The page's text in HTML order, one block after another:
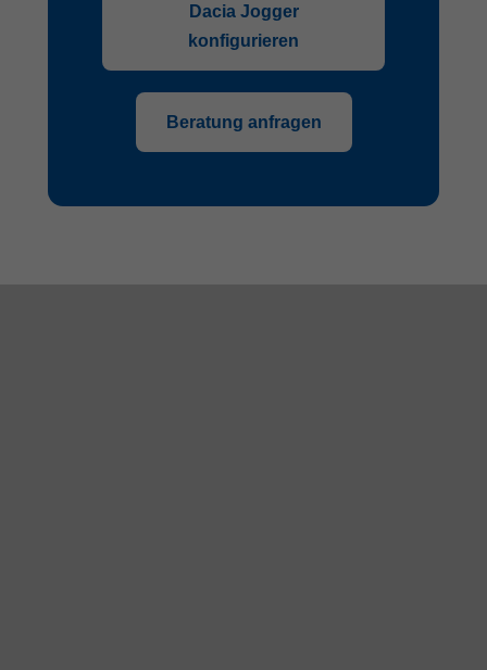
Dacia Jogger
konfigurieren
Beratung anfragen